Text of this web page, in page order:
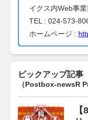
イクス内Web事業
TEL : 024-573-
ホームページ :
ピックアップ記事
（Postbox-newsR